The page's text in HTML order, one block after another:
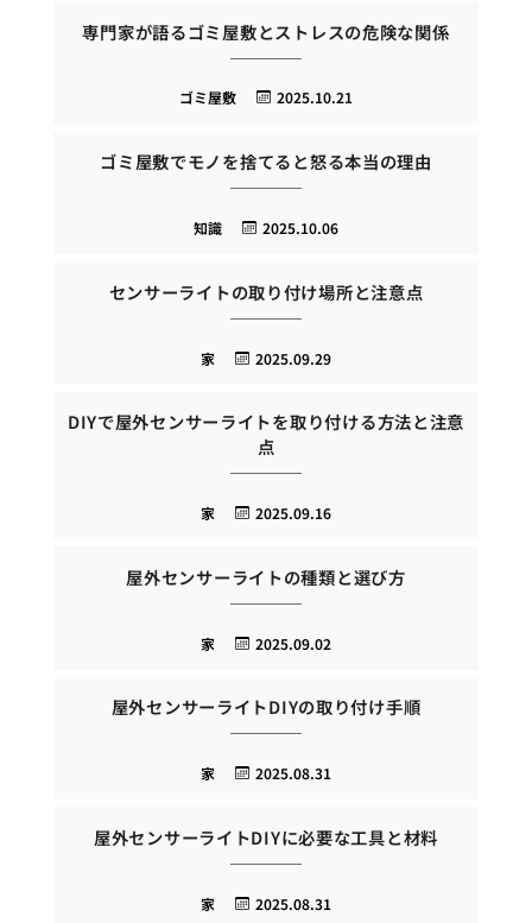
専門家が語るゴミ屋敷とストレスの危険な関係
2025.10.21
ゴミ屋敷
ゴミ屋敷でモノを捨てると怒る本当の理由
2025.10.06
知識
センサーライトの取り付け場所と注意点
2025.09.29
家
DIYで屋外センサーライトを取り付ける方法と注意
点
2025.09.16
家
屋外センサーライトの種類と選び方
2025.09.02
家
屋外センサーライトDIYの取り付け手順
2025.08.31
家
屋外センサーライトDIYに必要な工具と材料
2025.08.31
家